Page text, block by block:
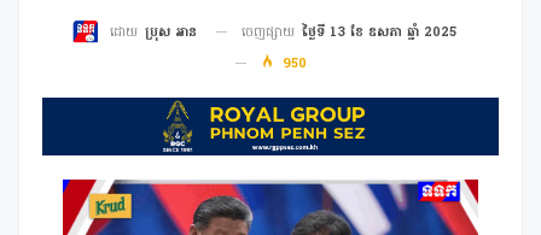
ដោយ ប្រុស អាន ចេញផ្សាយ ថ្ងៃទី 13 ខែ ឧសភា ឆ្នាំ 2025
950